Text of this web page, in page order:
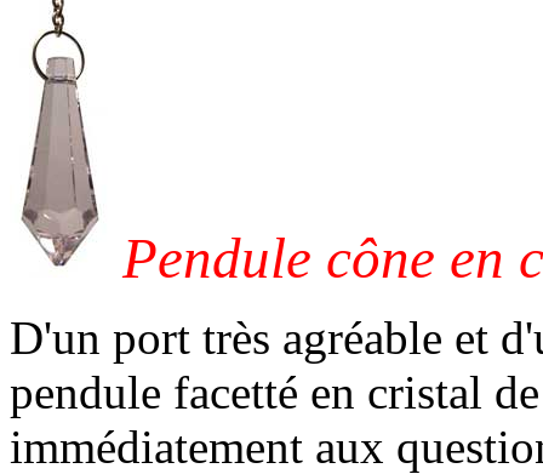
Pendule cône en
D'un port très agréable et
pendule facetté en cristal
immédiatement aux